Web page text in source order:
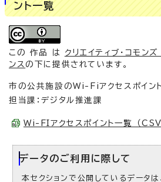
ント一覧
この 作品 は クリエイティブ・コモ
ンス の下に提供されています。
市の公共施設のWi-Fiアクセスポイン
担当課：デジタル推進課
Wi-FIアクセスポイント一覧 （
データのご利用に際して
本セクションで公開しているデータは